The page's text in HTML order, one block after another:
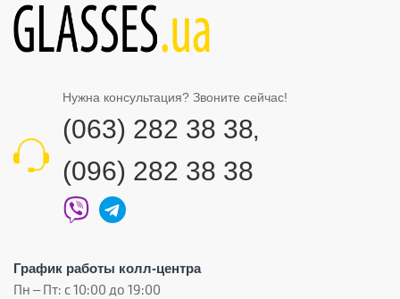
Нужна консультация? Звоните сейчас!
(063) 282 38 38,
(096) 282 38 38
График работы колл-центра
Пн – Пт: с 10:00 до 19:00